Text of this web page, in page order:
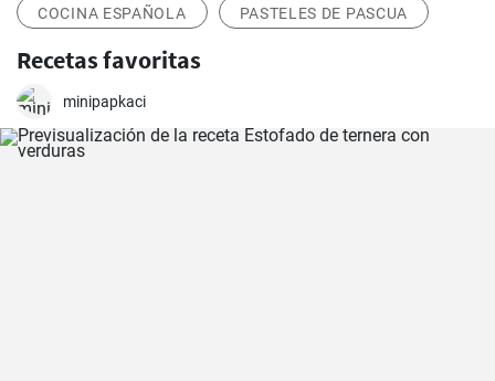
COCINA ESPAÑOLA PASTELES DE PASCUA
Recetas favoritas
minipapkaci